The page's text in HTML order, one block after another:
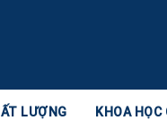
LƯỢNG KHOA HỌC